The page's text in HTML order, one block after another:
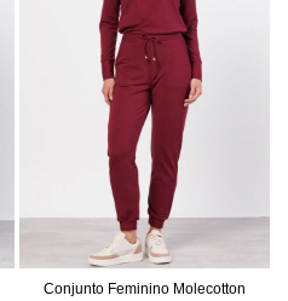
Conjunto Feminino Molecotton